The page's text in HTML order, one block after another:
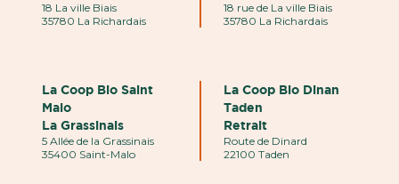
18 La ville Biais
35780 La Richardais
18 rue de La ville Biais
35780 La Richardais
La Coop Bio Saint
Malo
La Grassinais
5 Allée de la Grassinais
35400 Saint-Malo
La Coop Bio Dinan
Taden
Retrait
Route de Dinard
22100 Taden